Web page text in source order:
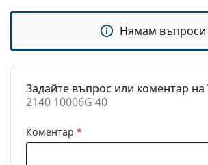
Кутия:
Да
почистване:
Да
Пол:
Мъжки
Марка:
Versace
Нямам въпроси
Задайте въпрос или коментар на
2140 10006G 40
Коментар *